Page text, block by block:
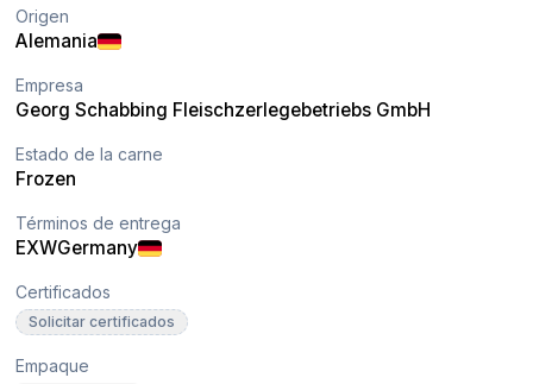
Origen
Alemania
Empresa
Georg Schabbing Fleischzerlegebetriebs GmbH
Estado de la carne
Frozen
Términos de entrega
EXWGermany
Certificados
Solicitar certificados
Empaque